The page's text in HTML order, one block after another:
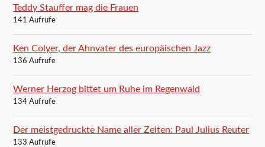
Teddy Stauffer mag die Frauen
141 Aufrufe
Ken Colyer, der Ahnvater des europäischen Jazz
136 Aufrufe
Werner Herzog bittet um Ruhe im Regenwald
134 Aufrufe
Der meistgedruckte Name aller Zeiten: Paul Julius Reuter
133 Aufrufe